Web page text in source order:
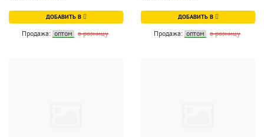
ДОБАВИТЬ В
Продажа: оптом в розницу
ДОБАВИТЬ В
Продажа: оптом в розницу